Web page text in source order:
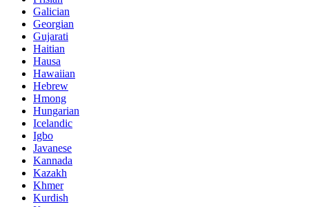
Galician
Georgian
Gujarati
Haitian
Hausa
Hawaiian
Hebrew
Hmong
Hungarian
Icelandic
Igbo
Javanese
Kannada
Kazakh
Khmer
Kurdish